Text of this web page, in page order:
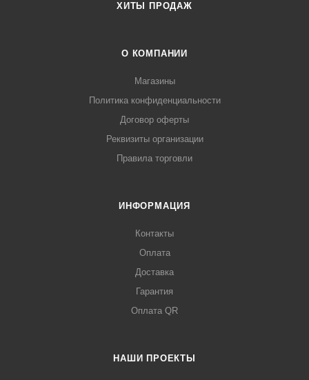
ХИТЫ ПРОДАЖ
О КОМПАНИИ
Магазины
Политика конфиденциальности
Договор оферты
Реквизиты организации
Правила торговли
ИНФОРМАЦИЯ
Контакты
Оплата
Доставка
Гарантия
Оплата QR
НАШИ ПРОЕКТЫ